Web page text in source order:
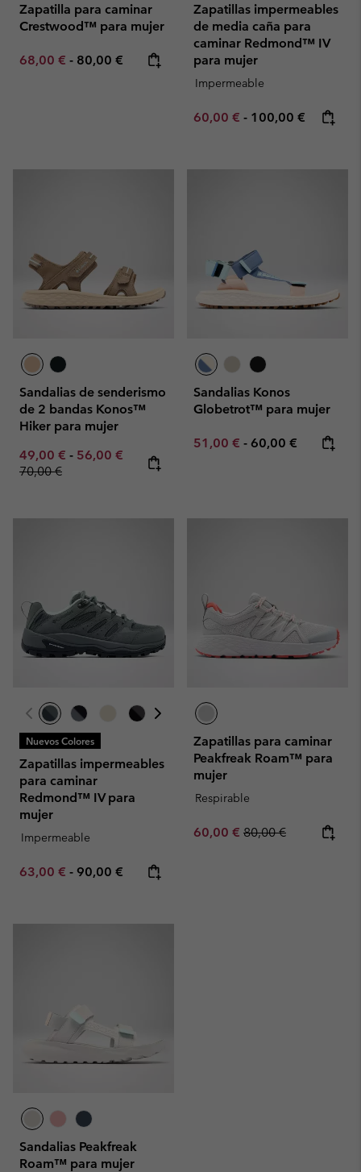
Zapatilla para caminar
Crestwood™ para mujer
Minimum sale price:
68,00 € - Maximum price:
80,00 €
Zapatillas impermeables
de media caña para
caminar Redmond™ IV
para mujer
Impermeable
Minimum sale price:
60,00 € - Maximum price:
100,00 €
Sandalias de senderismo
de 2 bandas Konos™
Hiker para mujer
Minimum sale price:
49,00 € - Maximum sale price:
56,00 € Regular price:
70,00 €
Sandalias Konos
Globetrot™ para mujer
Minimum sale price:
51,00 € - Maximum price:
60,00 €
Nuevos Colores
Zapatillas impermeables
para caminar
Redmond™ IV para
mujer
Impermeable
Minimum sale price:
63,00 € - Maximum price:
90,00 €
Zapatillas para caminar
Peakfreak Roam™ para
mujer
Respirable
Sale price:
60,00 € Regular price:
80,00 €
Sandalias Peakfreak
Roam™ para mujer